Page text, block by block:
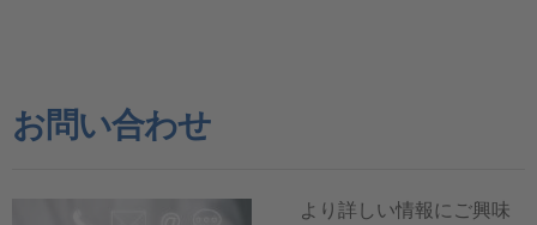
お問い合わせ
より詳しい情報にご興味